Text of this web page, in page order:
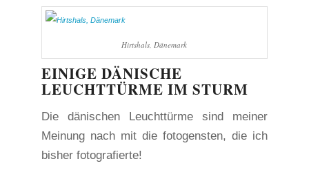
Hirtshals, Dänemark
EINIGE DÄNISCHE
LEUCHTTÜRME IM STURM
Die dänischen Leuchttürme sind meiner
Meinung nach mit die fotogensten, die ich
bisher fotografierte!